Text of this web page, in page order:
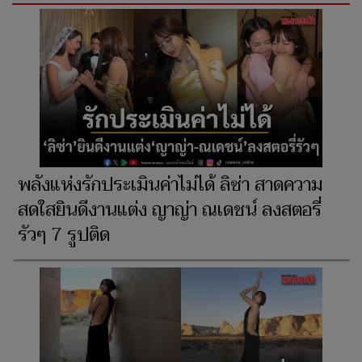
พลังแห่งรักประเมินค่าไม่ได้ ลิซ่า สาดความ
สดใสยินดีงานแต่ง ญาญ่า ณเดชน์ ลงสตอรี่
รัวๆ 7 รูปติด